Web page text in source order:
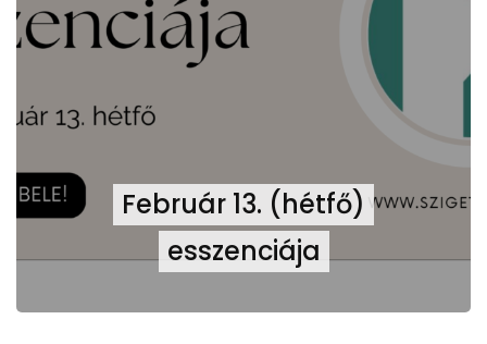
Február 13. (hétfő)
esszenciája